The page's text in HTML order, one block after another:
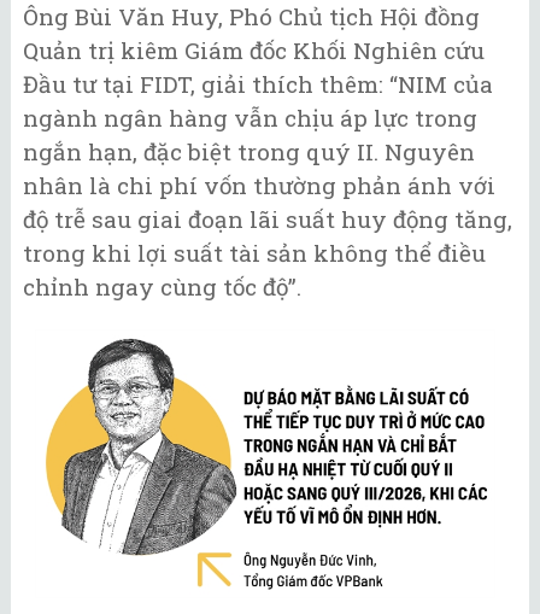
Ông Bùi Văn Huy, Phó Chủ tịch Hội đồng
Quản trị kiêm Giám đốc Khối Nghiên cứu
Đầu tư tại FIDT, giải thích thêm: “NIM của
ngành ngân hàng vẫn chịu áp lực trong
ngắn hạn, đặc biệt trong quý II. Nguyên
nhân là chi phí vốn thường phản ánh với
độ trễ sau giai đoạn lãi suất huy động tăng,
trong khi lợi suất tài sản không thể điều
chỉnh ngay cùng tốc độ”.